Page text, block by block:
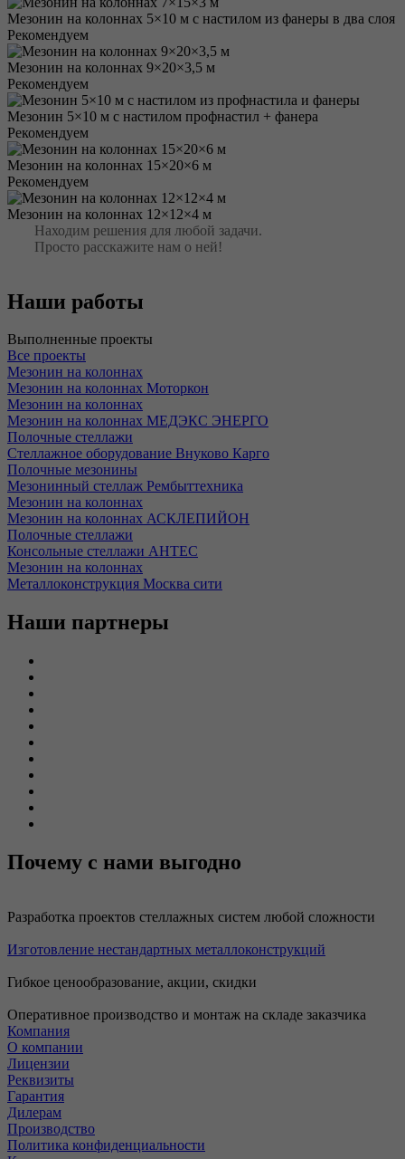
Мезонин на колоннах 5×10 м с настилом из фанеры в два слоя
Рекомендуем
Мезонин на колоннах 9×20×3,5 м
Рекомендуем
Мезонин 5×10 м с настилом профнастил + фанера
Рекомендуем
Мезонин на колоннах 15×20×6 м
Рекомендуем
Мезонин на колоннах 12×12×4 м
Находим решения для любой задачи.
Просто расскажите нам о ней!
Наши работы
Выполненные проекты
Все проекты
Мезонин на колоннах
Мезонин на колоннах Моторкон
Мезонин на колоннах
Мезонин на колоннах МЕДЭКС ЭНЕРГО
Полочные стеллажи
Стеллажное оборудование Внуково Карго
Полочные мезонины
Мезонинный стеллаж Рембыттехника
Мезонин на колоннах
Мезонин на колоннах АСКЛЕПИЙОН
Полочные стеллажи
Консольные стеллажи АНТЕС
Мезонин на колоннах
Металлоконструкция Москва сити
Наши партнеры
Почему с нами выгодно
Разработка проектов стеллажных систем любой сложности
Изготовление нестандартных металлоконструкций
Гибкое ценообразование, акции, скидки
Оперативное производство и монтаж на складе заказчика
Компания
О компании
Лицензии
Реквизиты
Гарантия
Дилерам
Производство
Политика конфиденциальности